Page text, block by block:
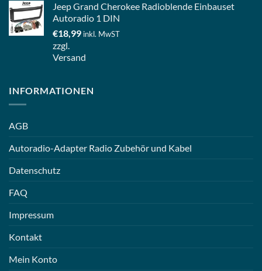
Jeep Grand Cherokee Radioblende Einbauset
Autoradio 1 DIN
€18,99 inkl. MwST
zzgl.
Versand
INFORMATIONEN
AGB
Autoradio-Adapter Radio Zubehör und Kabel
Datenschutz
FAQ
Impressum
Kontakt
Mein Konto